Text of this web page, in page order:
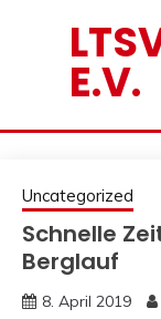
E.V.
Uncategorized
Schnelle
Berglauf
8. April 2019